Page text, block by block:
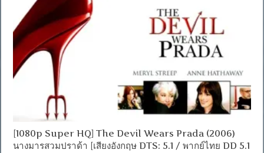
[1080p Super HQ] The Devil Wears Prada (2006)
นางมารสวมปราด้า [เสียงอังกฤษ DTS: 5.1 / พากย์ไทย DD 5.1